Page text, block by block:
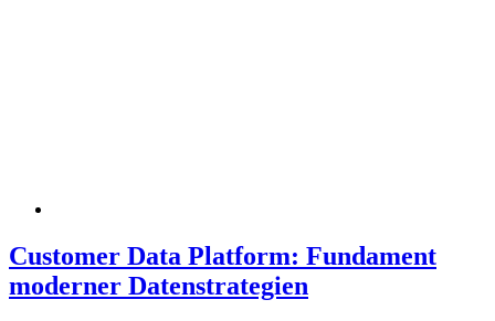
Customer Data Platform: Fundament
moderner Datenstrategien